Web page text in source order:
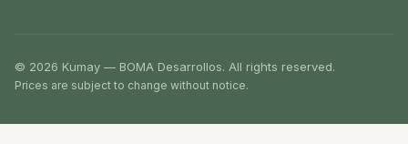
© 2026 Kumay — BOMA Desarrollos. All rights reserved.
Prices are subject to change without notice.